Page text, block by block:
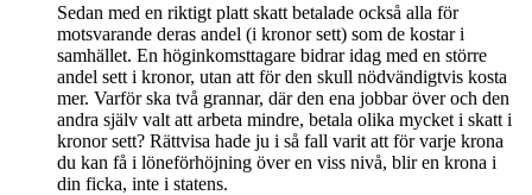
Sedan med en riktigt platt skatt betalade också alla för
motsvarande deras andel (i kronor sett) som de kostar i
samhället. En höginkomsttagare bidrar idag med en större
andel sett i kronor, utan att för den skull nödvändigtvis kosta
mer. Varför ska två grannar, där den ena jobbar över och den
andra själv valt att arbeta mindre, betala olika mycket i skatt i
kronor sett? Rättvisa hade ju i så fall varit att för varje krona
du kan få i löneförhöjning över en viss nivå, blir en krona i
din ficka, inte i statens.